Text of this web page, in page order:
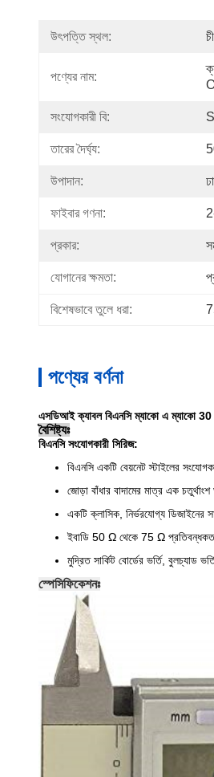
উৎপত্তি স্থল:
পণ্যের নাম:
সংযোগকারী বি:
তারের দৈর্ঘ্য:
উপাদান:
ফাইবার গণনা:
প্রকার:
যোগানের ক্ষমতা:
বিশেষভাবে তুলে ধরা:
পণ্যের বর্ণনা
এসডিআই ক্যাবল বিএনসি ম্যাকো এ ম্যাকো 30
বৈশিষ্ট্যঃ
বিএনসি সংযোগকারী সিরিজ:
বিএনসি একটি বেয়নেট স্টাইলের
জোড়া বাঁধার বাদামের মাত্র এক
একটি ক্লাসিক, নির্ভরযোগ্য ডিজাইনের
ইবাডি 50 Ω থেকে 75 Ω প্রতিবন্ধকতা,
মুদ্রিত সার্কিট বোর্ডের ভর্তি, বুলচ্যাড
স্পেসিফিকেশনঃ